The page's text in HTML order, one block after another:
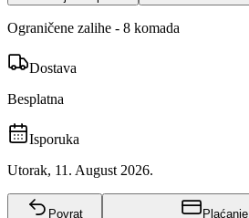
Ograničene zalihe - 8 komada
Dostava
Besplatna
Isporuka
Utorak, 11. August 2026.
Povrat Plaćanje